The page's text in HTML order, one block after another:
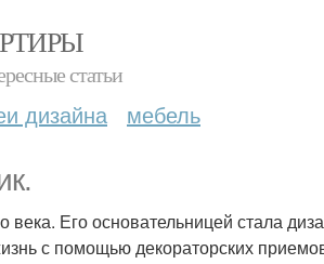
статьи
дизайна мебель
Его основательницей стала
с помощью декораторских